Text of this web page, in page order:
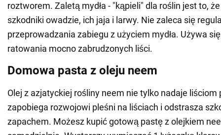
roztworem. Zaletą mydła - "kąpieli" dla roślin jest to,
szkodniki owadzie, ich jaja i larwy. Nie zaleca się
przeprowadzania zabiegu z użyciem mydła. Używa
ratowania mocno zabrudzonych liści.
Domowa pasta z oleju neem
Olej z azjatyckiej rośliny neem nie tylko nadaje liściom
zapobiega rozwojowi pleśni na liściach i odstrasza
zapachem. Możesz kupić gotową pastę z olejkiem